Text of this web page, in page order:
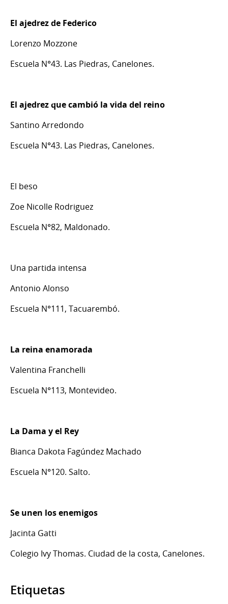
El ajedrez de Federico
Lorenzo Mozzone
Escuela N°43. Las Piedras, Canelones.
El ajedrez que cambió la vida del reino
Santino Arredondo
Escuela N°43. Las Piedras, Canelones.
El beso
Zoe Nicolle Rodriguez
Escuela N°82, Maldonado.
Una partida intensa
Antonio Alonso
Escuela N°111, Tacuarembó.
La reina enamorada
Valentina Franchelli
Escuela N°113, Montevideo.
La Dama y el Rey
Bianca Dakota Fagúndez Machado
Escuela N°120. Salto.
Se unen los enemigos
Jacinta Gatti
Colegio Ivy Thomas. Ciudad de la costa, Canelones.
Etiquetas